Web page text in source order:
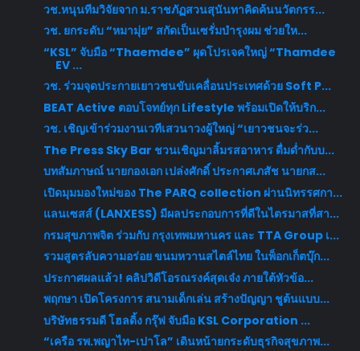
วช.หนุนทีมวิจัยจาก ม.ราชภัฏสวนสุนันทาคิดค้นนวัตกรร...
วช. ยกระดับ “หมามุ่ย” สกัดเป็นเซรั่มบำรุงผม ช่วยให...
“KSL” จับมือ “Thaemdee” ผุดโปรเจคใหญ่ “Thamdee
EV ...
วช. ร่วมจุดประกายเยาวชนขับเคลื่อนประเทศด้วย Soft P...
BEAT Active ตอบโจทย์ทุก Lifestyle พร้อมเปิดให้บริก...
วช. เชิญเข้าร่วมงานเวทีเสวนาวงผู้ใหญ่ “เยาวชนจะร่ว...
The Press Sky Bar ชวนเชิญมาลิ้มรสอาหาร ดื่มด่ำกับบ...
บทสัมภาษณ์ นายกองเอก เปล่งศักดิ์ ประกาศเภสัช นายกส...
เปิดมุมมองใหม่ของ The PARQ collection ผ่านนิทรรศกา...
แลนเซสส์ (LANXESS) มีผลประกอบการที่ดีในไตรมาสที่สา...
กรมสุขภาพจิต ร่วมกับ กรุงเทพมหานคร และ TTA Group เ...
รวมสูตรลับความอร่อย ขนมหวานสไตล์ไทย ในพ็อกเก็ตบุ๊ก...
ประกาศผลแล้ว! คลิปวิดีโอรณรงค์สุดเจ๋ง ภายใต้หัวข้อ...
พฤกษา เปิดโครงการ สนามเด็กเล่น สร้างปัญญา ชูต้นแบบ...
บริษัทธรรมดี โฮลดิ้ง กรุ๊ฟ จับมือ KSL Corporation ...
“เครือ รพ.พญาไท-เปาโล” เดินหน้ายกระดับธุรกิจสุขภาพ...